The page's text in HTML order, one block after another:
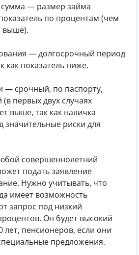
— размер займа
по процентам (чем
выше).
— долгосрочный период
как показатель ниже.
— срочный, по паспорту,
первых двух случаях
выше, так как наличка
значительные риски для
совершеннолетний
подать заявление
Нужно учитывать, что
имеет возможность
запрос под низкий
Он будет высокий
лет, пенсионеров, если они
предложения.